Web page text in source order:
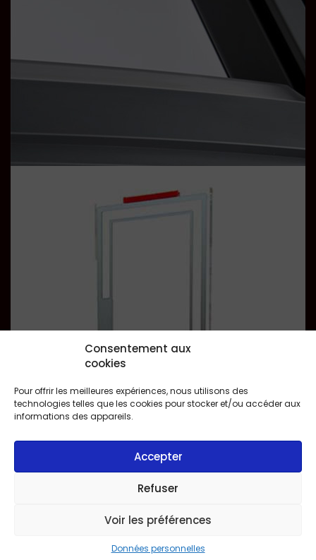
Consentement aux
cookies
Pour offrir les meilleures expériences, nous utilisons des
technologies telles que les cookies pour stocker et/ou accéder aux
informations des appareils.
Accepter
Refuser
Voir les préférences
Données personnelles